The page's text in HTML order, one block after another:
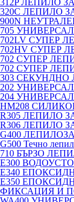
312P ЛЕПИЛО
320C ЛЕПИЛО
900N
705
702LV СУПЕР
702HV СУПЕР
702 СУПЕР
702 СУПЕР
303 СЕКУНДНО
202
204
HM208
R305 ЛЕПИЛО
R306 ЛЕПИЛО
G400
G500 Течно
710 БЪРЗО
E300
E340
E350
ФИКСАЦИЯ И